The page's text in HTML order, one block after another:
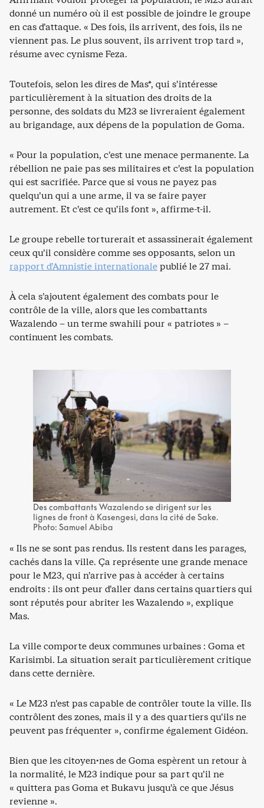
donné un numéro où il est possible de joindre le groupe
en cas d’attaque. « Des fois, ils arrivent, des fois, ils ne
viennent pas. Le plus souvent, ils arrivent trop tard »,
résume avec cynisme Feza.
Toutefois, selon les dires de Mas*, qui s’intéresse
particulièrement à la situation des droits de la
personne, des soldats du M23 se livreraient également
au brigandage, aux dépens de la population de Goma.
« Pour la population, c’est une menace permanente. La
rébellion ne paie pas ses militaires et c’est la population
qui est sacrifiée. Parce que si vous ne payez pas
quelqu’un qui a une arme, il va se faire payer
autrement. Et c’est ce qu’ils font », affirme-t-il.
Le groupe rebelle torturerait et assassinerait également
ceux qu’il considère comme ses opposants, selon un
rapport d’Amnistie internationalepublié le 27 mai.
À cela s’ajoutent également des combats pour le
contrôle de la ville, alors que les combattants
Wazalendo – un terme swahili pour « patriotes » –
continuent les combats.
Des combattants Wazalendo se dirigent sur les
lignes de front à Kasengesi, dans la cité de Sake.
Photo: Samuel Abiba
« Ils ne se sont pas rendus. Ils restent dans les parages,
cachés dans la ville. Ça représente une grande menace
pour le M23, qui n’arrive pas à accéder à certains
endroits : ils ont peur d’aller dans certains quartiers qui
sont réputés pour abriter les Wazalendo », explique
Mas.
La ville comporte deux communes urbaines : Goma et
Karisimbi. La situation serait particulièrement critique
dans cette dernière.
« Le M23 n’est pas capable de contrôler toute la ville. Ils
contrôlent des zones, mais il y a des quartiers qu’ils ne
peuvent pas fréquenter », confirme également Gidéon.
Bien que les citoyen·nes de Goma espèrent un retour à
la normalité, le M23 indique pour sa part qu’il ne
« quittera pas Goma et Bukavu jusqu’à ce que Jésus
revienne ».